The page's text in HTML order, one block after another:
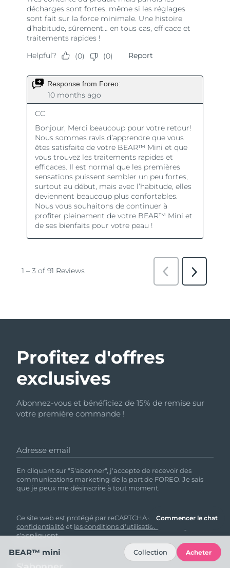
Profitez d'offres
exclusives
Abonnez-vous et bénéficiez de 15% de remise sur
votre première commande !
Adresse email
En cliquant sur "S'abonner", j'accepte de recevoir des
communications marketing de la part de FOREO. Je sais
que je peux me désinscrire à tout moment.
Ce site web est protégé par reCAPTCHA etla politique de
confidentialité et les conditions d'utilisation
s'appliquent.
Commencer le chat
BEAR™ mini Collection Acheter